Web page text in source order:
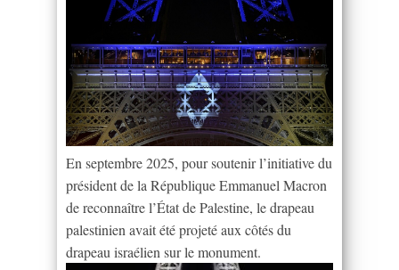
En septembre 2025, pour soutenir l’initiative du
président de la République Emmanuel Macron
de reconnaître l’État de Palestine, le drapeau
palestinien avait été projeté aux côtés du
drapeau israélien sur le monument.